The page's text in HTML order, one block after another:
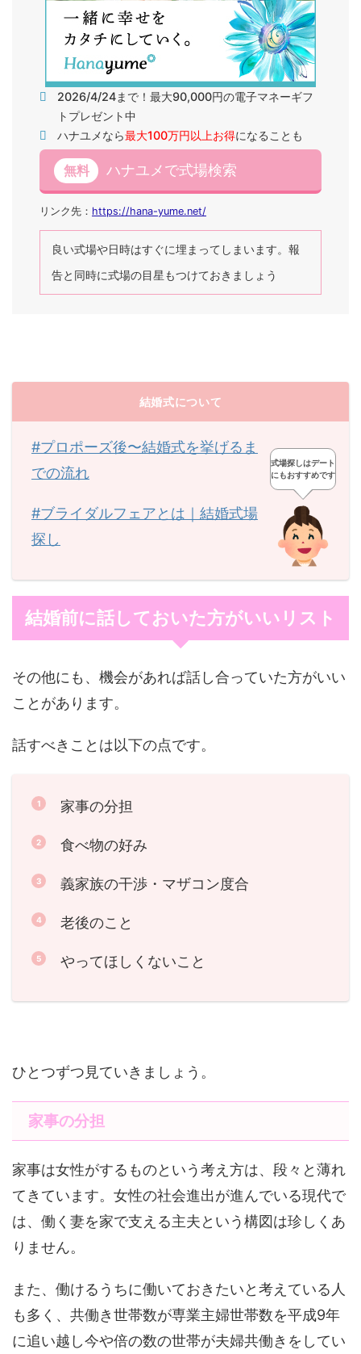
2026/4/24まで！最大90,000円の電子マネーギフ
トプレゼント中
ハナユメなら最大100万円以上お得になることも
無料 ハナユメで式場検索
リンク先： https://hana-yume.net/
良い式場や日時はすぐに埋まってしまいます。報
告と同時に式場の目星もつけておきましょう
結婚式について
#プロポーズ後〜結婚式を挙げるま
での流れ
#ブライダルフェアとは｜結婚式場
探し
式場探しはデート
にもおすすめです
結婚前に話しておいた方がいいリスト
その他にも、機会があれば話し合っていた方がいい
ことがあります。
話すべきことは以下の点です。
家事の分担
食べ物の好み
義家族の干渉・マザコン度合
老後のこと
やってほしくないこと
ひとつずつ見ていきましょう。
家事の分担
家事は女性がするものという考え方は、段々と薄れ
てきています。女性の社会進出が進んでいる現代で
は、働く妻を家で支える主夫という構図は珍しくあ
りません。
また、働けるうちに働いておきたいと考えている人
も多く、共働き世帯数が専業主婦世帯数を平成9年
に追い越し今や倍の数の世帯が夫婦共働きをしてい